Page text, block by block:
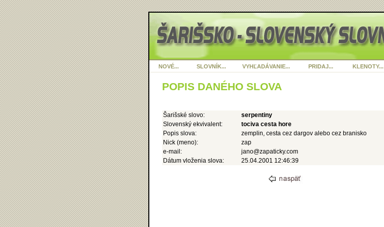
NOVÉ... SLOVNÍK... VYHĽADÁVANIE... PRIDAJ... KLENOTY...
POPIS DANÉHO SLOVA
Šarišské slovo:
serpentiny
Slovenský ekvivalent:
tociva cesta hore
Popis slova:
zemplin, cesta cez dargov alebo cez branisko
Nick (meno):
zap
e-mail:
jano@zapaticky.com
Dátum vloženia slova:
25.04.2001 12:46:39